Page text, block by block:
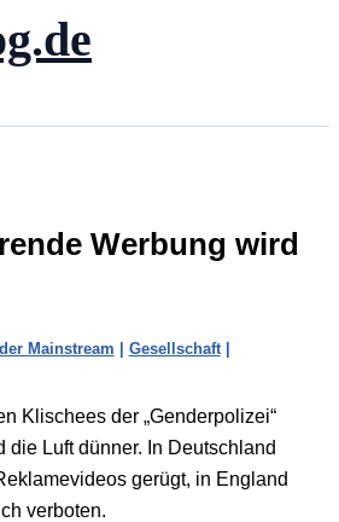
Werbung wird
Mainstream | Gesellschaft|
Klischees der „Genderpolizei“
die Luft dünner. In Deutschland
gerügt, in England
verboten.